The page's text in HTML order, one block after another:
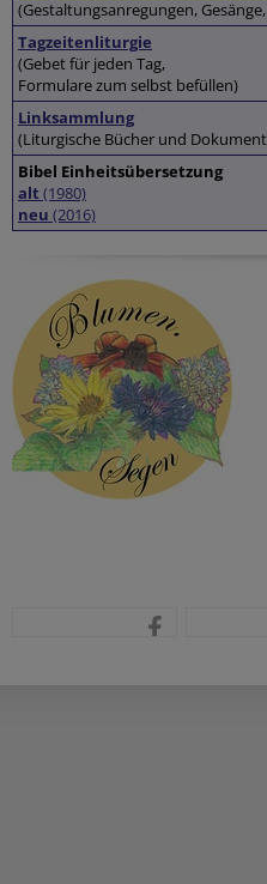
(Gestaltungsanregungen,
Tagzeitenliturgie
(Gebet für jeden Tag,
Formulare zum selbst befüllen)
Linksammlung
(Liturgische Bücher und
Bibel Einheitsübersetzung
alt (1980)
neu (2016)